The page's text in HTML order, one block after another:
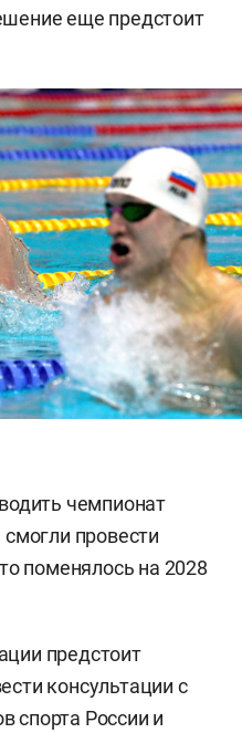
еще предстоит
чемпионат
провести
поменялось на 2028
предстоит
консультации с
спорта России и